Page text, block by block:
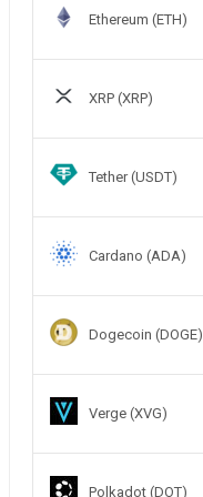
Ethereum (ETH)
XRP (XRP)
Tether (USDT)
Cardano (ADA)
Dogecoin (DOGE)
Verge (XVG)
Polkadot (DOT)